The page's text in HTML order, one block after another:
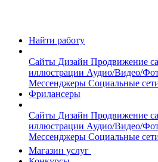
Найти работу
Сайты Дизайн Продвижение
иллюстрации Аудио/Видео/
Мессенджеры Социальные
Фрилансеры
Сайты Дизайн Продвижение
иллюстрации Аудио/Видео/
Мессенджеры Социальные
Магазин услуг